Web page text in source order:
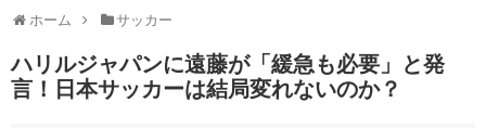
ホーム サッカー
ハリルジャパンに遠藤が「緩急も必要」と発
言！日本サッカーは結局変れないのか？